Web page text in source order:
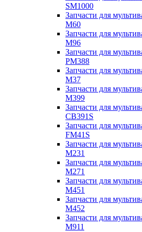
SM1000
Запчасти для
M60
Запчасти для
M96
Запчасти для
PM388
Запчасти для
M37
Запчасти для
M399
Запчасти для
CB391S
Запчасти для
FM41S
Запчасти для
M231
Запчасти для
M271
Запчасти для
M451
Запчасти для
M452
Запчасти для
M911